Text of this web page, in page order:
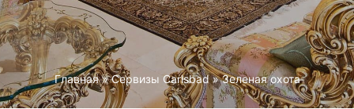
Главная »Cервизы Carlsbad »Зеленая охота